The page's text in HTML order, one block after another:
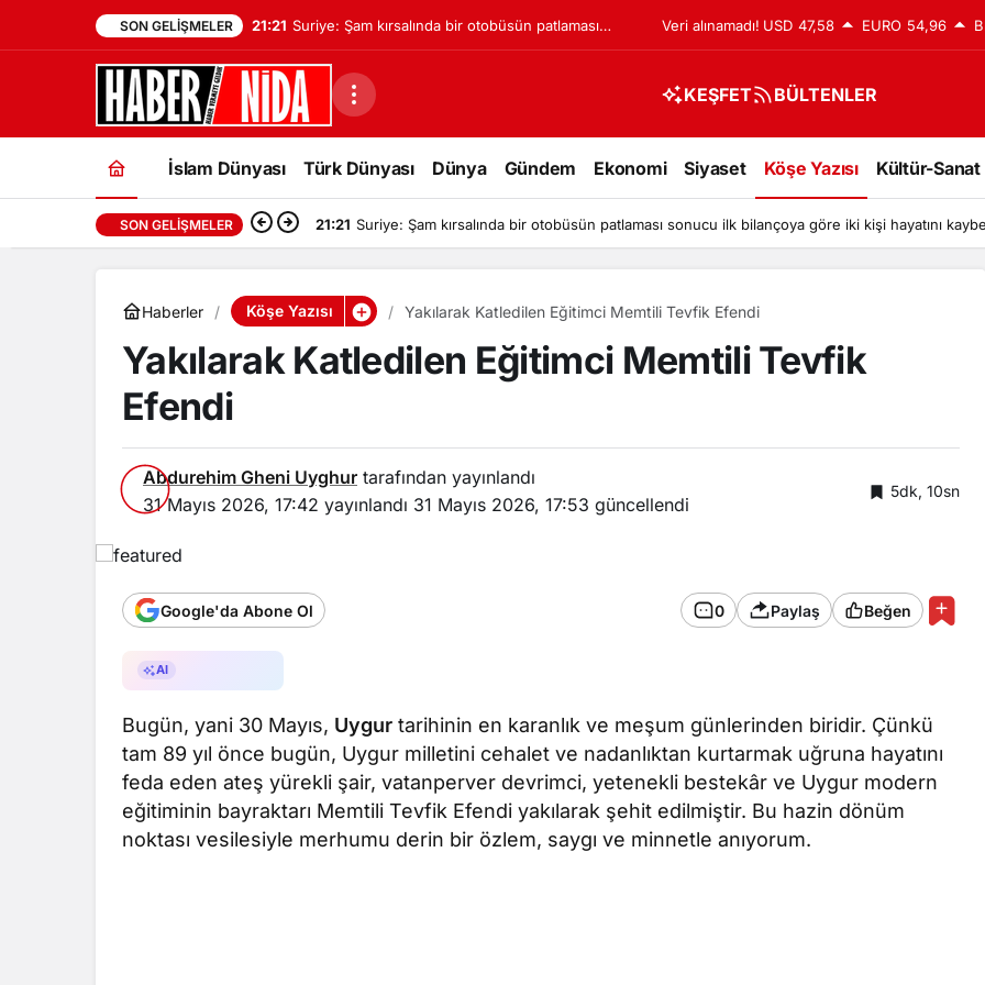
SON GELIŞMELER 21:21 Suriye: Şam kırsalında bir otobüsün patlaması
sonucu ilk bilançoya göre iki kişi hayatını
kaybetti
Veri alınamadı! USD 47,58 EURO 54,96
KEŞFET BÜLTENLER
İslam Dünyası Türk Dünyası Dünya Gündem Ekonomi Siyaset Köşe Yazısı Kültür-Sanat
SON GELIŞMELER 21:21 Suriye: Şam kırsalında bir otobüsün patlaması sonucu ilk bilançoya göre iki kişi hayatını
Haberler Köşe Yazısı Yakılarak Katledilen Eğitimci Memtili Tevfik Efendi
Yakılarak Katledilen Eğitimci Memtili Tevfik
Efendi
Abdurehim Gheni Uyghur tarafından yayınlandı
31 Mayıs 2026, 17:42 yayınlandı 31 Mayıs 2026, 17:53 güncellendi
5dk, 10sn
Google'da Abone Ol 0 Paylaş Beğen
AI
Bugün, yani 30 Mayıs, Uygur tarihinin en karanlık ve meşum günlerinden biridir. Çünkü
tam 89 yıl önce bugün, Uygur milletini cehalet ve nadanlıktan kurtarmak uğruna hayatını
feda eden ateş yürekli şair, vatanperver devrimci, yetenekli bestekâr ve Uygur modern
eğitiminin bayraktarı Memtili Tevfik Efendi yakılarak şehit edilmiştir. Bu hazin dönüm
noktası vesilesiyle merhumu derin bir özlem, saygı ve minnetle anıyorum.
İslam Dünyası
sonucu ilk bilançoya
göre iki kişi hayatını
kaybetti